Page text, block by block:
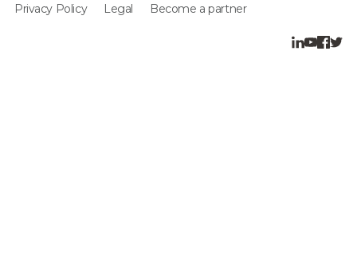
Privacy Policy Legal Become a partner